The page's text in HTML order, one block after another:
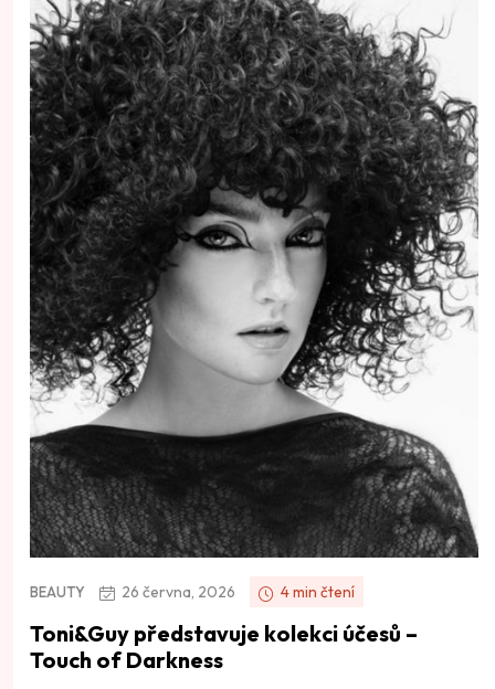
BEAUTY 26 června, 2026 4 min čtení
Toni&Guy představuje kolekci účesů –
Touch of Darkness